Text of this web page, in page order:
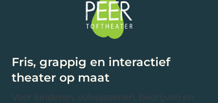
Fris, grappig en interactief
theater op maat
Voor kinderen, volwassenen, bedrijven en